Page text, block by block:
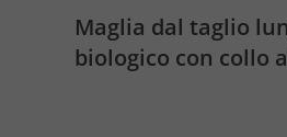
Maglia dal taglio
biologico con collo